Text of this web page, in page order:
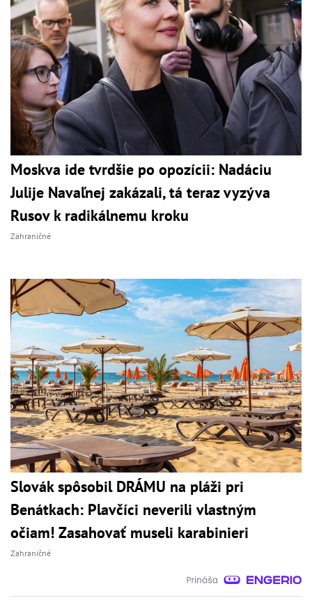
Moskva ide tvrdšie po opozícii: Nadáciu
Julije Navaľnej zakázali, tá teraz vyzýva
Rusov k radikálnemu kroku
Zahraničné
Slovák spôsobil DRÁMU na pláži pri
Benátkach: Plavčíci neverili vlastným
očiam! Zasahovať museli karabinieri
Zahraničné